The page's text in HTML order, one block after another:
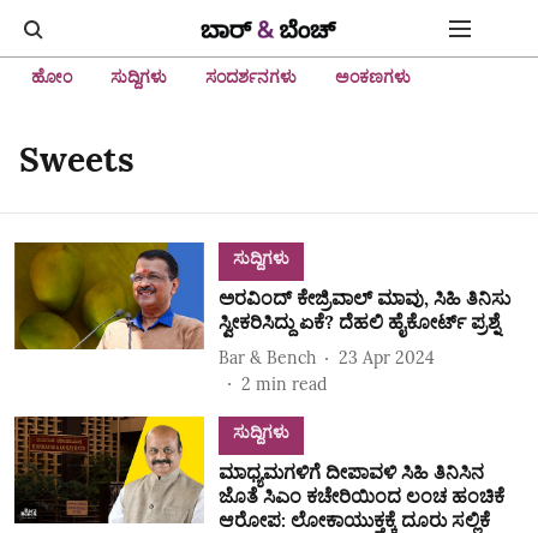
ಹೋಂ ಸುದ್ದಿಗಳು ಸಂದರ್ಶನಗಳು ಅಂಕಣಗಳು
Sweets
ಸುದ್ದಿಗಳು
ಅರವಿಂದ್ ಕೇಜ್ರಿವಾಲ್ ಮಾವು, ಸಿಹಿ ತಿನಿಸು
ಸ್ವೀಕರಿಸಿದ್ದು ಏಕೆ? ದೆಹಲಿ ಹೈಕೋರ್ಟ್ ಪ್ರಶ್ನೆ
Bar & Bench
23 Apr 2024
2 min read
ಸುದ್ದಿಗಳು
ಮಾಧ್ಯಮಗಳಿಗೆ ದೀಪಾವಳಿ ಸಿಹಿ ತಿನಿಸಿನ
ಜೊತೆ ಸಿಎಂ ಕಚೇರಿಯಿಂದ ಲಂಚ ಹಂಚಿಕೆ
ಆರೋಪ: ಲೋಕಾಯುಕ್ತಕ್ಕೆ ದೂರು ಸಲ್ಲಿಕೆ